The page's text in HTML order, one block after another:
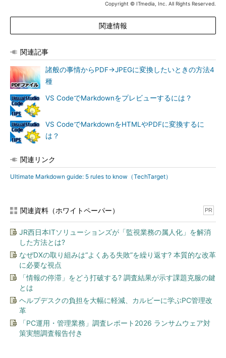
Copyright © ITmedia, Inc. All Rights Reserved.
関連情報
関連記事
諸般の事情からPDF→JPEGに変換したいときの方法4
種
VS CodeでMarkdownをプレビューするには？
VS CodeでMarkdownをHTMLやPDFに変換するに
は？
関連リンク
Ultimate Markdown guide: 5 rules to know（TechTarget）
関連資料（ホワイトペーパー） PR
JR西日本ITソリューションズが「監視業務の属人化」を解消
した方法とは?
なぜDXの取り組みは“よくある失敗”を繰り返す? 本質的な改革
に必要な視点
「情報の停滞」をどう打破する? 調査結果が示す課題克服の鍵
とは
ヘルプデスクの負担を大幅に軽減、カルビーに学ぶPC管理改
革
「PC運用・管理業務」調査レポート2026 ランサムウェア対
策実態調査報告付き